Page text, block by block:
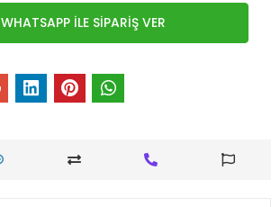
WHATSAPP İLE SİPARİŞ VER